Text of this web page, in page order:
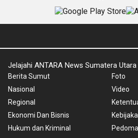
Jelajahi ANTARA News Sumatera Utara
Berita Sumut
Nasional
Regional
Ekonomi Dan Bisnis
Hukum dan Kriminal
Foto
Video